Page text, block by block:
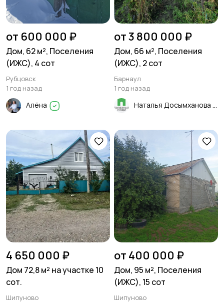
от 600 000 ₽
Дом, 62 м², Поселения
(ИЖС), 4 сот
Рубцовск
1 год назад
Алёна
от 3 800 000 ₽
Дом, 66 м², Поселения
(ИЖС), 2 сот
Барнаул
1 год назад
Наталья Досымханова
4 650 000 ₽
Дом 72,8 м² на участке 10
сот.
Шипуново
от 400 000 ₽
Дом, 95 м², Поселения
(ИЖС), 15 сот
Шипуново